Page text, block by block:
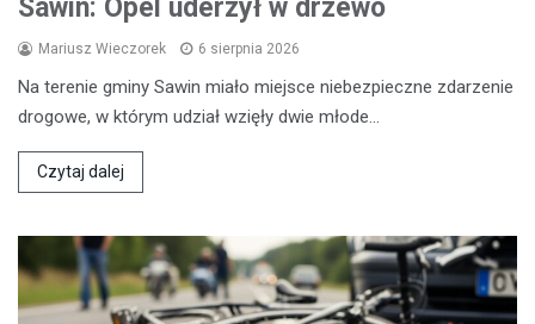
Sawin: Opel uderzył w drzewo
Mariusz Wieczorek 6 sierpnia 2026
Na terenie gminy Sawin miało miejsce niebezpieczne zdarzenie
drogowe, w którym udział wzięły dwie młode…
Czytaj dalej